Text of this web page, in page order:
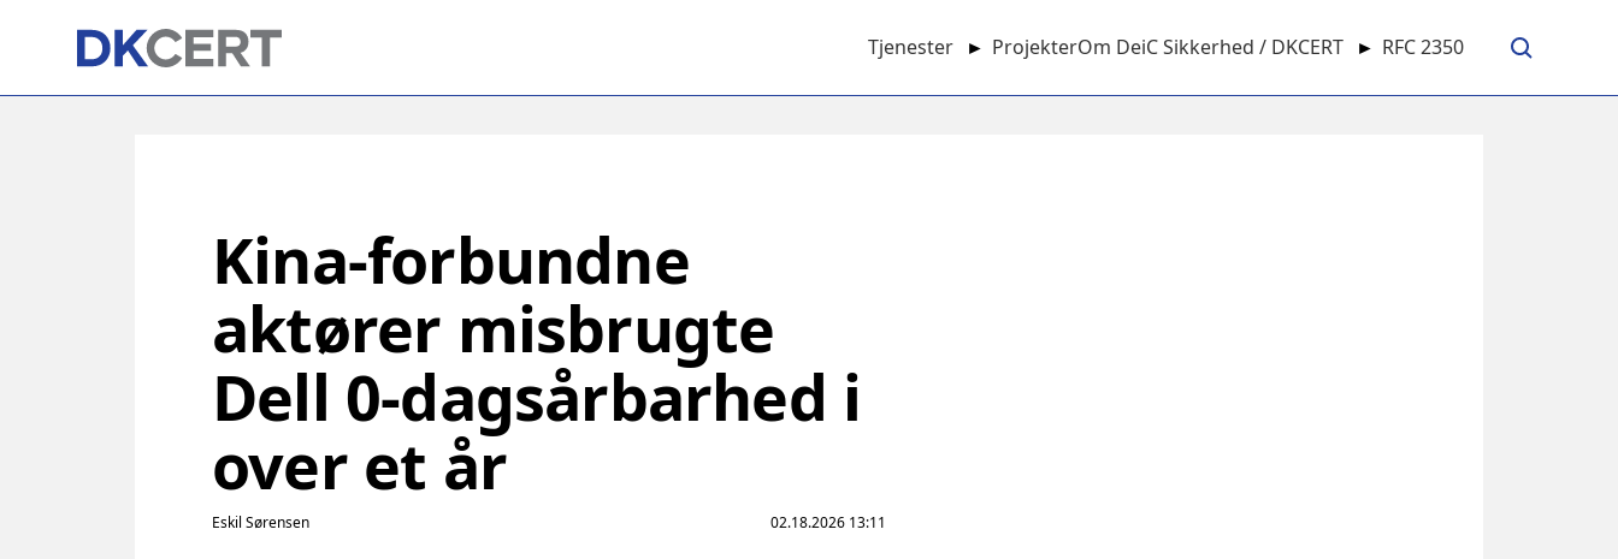
content
Main
navigation
Tjenester ► ProjekterOm DeiC Sikkerhed / DKCERT ► RFC 2350
Kina-forbundne
aktører misbrugte
Dell 0-dagsårbarhed i
over et år
Eskil Sørensen 02.18.2026 13:11